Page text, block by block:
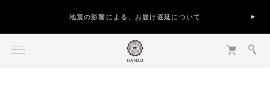
地震の影響による、お届け遅延について